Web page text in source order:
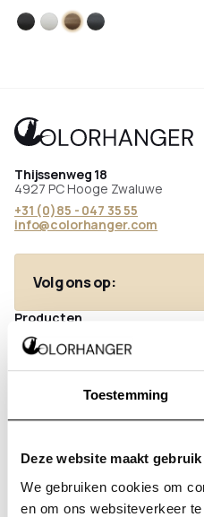
Toestemming
Deze website maakt
We gebruiken cookies om
en om ons websiteverkeer
Zwart
WitBronsAntraciet
Thijssenweg 18
4927 PC Hooge Zwaluwe
+31 (0)85 - 047 35 55
info@colorhanger.com
Volg ons op:
Producten
Staande kapstokken
Wandkapstokken
Kledinghangers
Schoenenrekken
Direct Leverbaar
Veelgestelde vragen
Bezorgen